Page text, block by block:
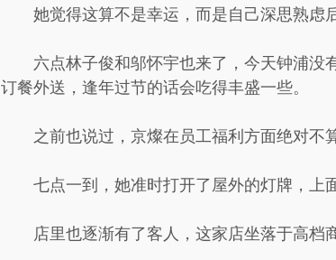
她觉得这算不是幸运，而是自己深思熟虑
六点林子俊和邬怀宇也来了，今天钟浦没
订餐外送，逢年过节的话会吃得丰盛一些。
之前也说过，京燦在员工福利方面绝对不
七点一到，她准时打开了屋外的灯牌，上
店里也逐渐有了客人，这家店坐落于高档